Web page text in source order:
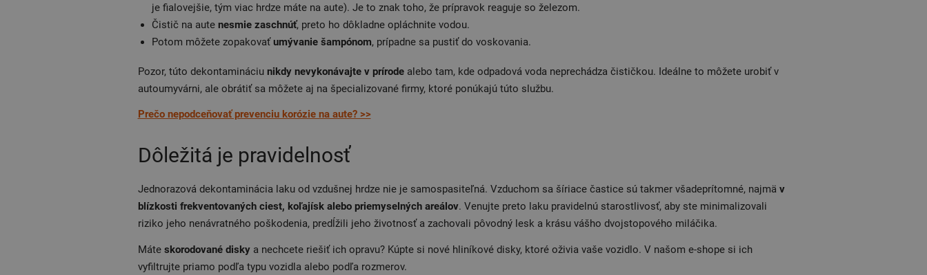
je fialovejšie, tým viac hrdze máte na aute). Je to znak toho, že prípravok reaguje so železom.
Čistič na aute nesmie zaschnúť, preto ho dôkladne opláchnite vodou.
Potom môžete zopakovaťumývanie šampónom, prípadne sa pustiť do voskovania.
Pozor, túto dekontamináciu nikdy nevykonávajte v prírodealebo tam, kde odpadová voda neprechádza čističkou. Ideálne to môžete urobiť v
autoumyvárni, ale obrátiť sa môžete aj na špecializované firmy, ktoré ponúkajú túto službu.
Prečo nepodceňovať prevenciu korózie na aute? >>
Dôležitá je pravidelnosť
Jednorazová dekontaminácia laku od vzdušnej hrdze nie je samospasiteľná. Vzduchom sa šíriace častice sú takmer všadeprítomné, najmä v
blízkosti frekventovaných ciest, koľajísk alebo priemyselných areálov. Venujte preto laku pravidelnú starostlivosť, aby ste minimalizovali
riziko jeho nenávratného poškodenia, predĺžili jeho životnosť a zachovali pôvodný lesk a krásu vášho dvojstopového miláčika.
Máte skorodované diskya nechcete riešiť ich opravu? Kúpte si nové hliníkové disky, ktoré oživia vaše vozidlo. V našom e-shope si ich
vyfiltrujte priamo podľa typu vozidla alebo podľa rozmerov.